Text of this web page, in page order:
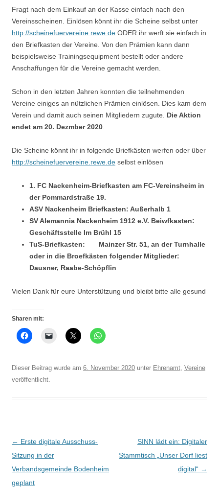
Fragt nach dem Einkauf an der Kasse einfach nach den
Vereinsscheinen. Einlösen könnt ihr die Scheine selbst unter
http://scheinefuervereine.rewe.de ODER ihr werft sie einfach in
den Briefkasten der Vereine. Von den Prämien kann dann
beispielsweise Trainingsequipment bestellt oder andere
Anschaffungen für die Vereine gemacht werden.
Schon in den letzten Jahren konnten die teilnehmenden
Vereine einiges an nützlichen Prämien einlösen. Dies kam dem
Verein und damit auch seinen Mitgliedern zugute. Die Aktion
endet am 20. Dezmber 2020
Die Scheine könnt ihr in folgende Briefkästen werfen oder über
http://scheinefuervereine.rewe.de selbst einlösen
1. FC Nackenheim-Briefkasten am FC-Vereinsheim in
der Pommardstraße 19.
ASV Nackenheim Briefkasten: Außerhalb 1
SV Alemannia Nackenheim 1912 e.V. Beiwfkasten:
Geschäftsstelle Im Brühl 15
TuS-Briefkasten: Mainzer Str. 51, an der Turnhalle
oder in die Broefkästen folgender Mitglieder:
Dausner, Raabe-Schöpflin
Vielen Dank für eure Unterstützung und bleibt bitte alle gesund
Sharen mit:
Dieser Beitrag wurde am 6. November 2020 unter Ehrenamt, Vereine
veröffentlicht.
Beitrags-
Navigation
← Erste digitale Ausschuss-
Sitzung in der
Verbandsgemeinde Bodenheim
geplant
SINN lädt ein: Digitaler
Stammtisch „Unser Dorf liest
digital“ →